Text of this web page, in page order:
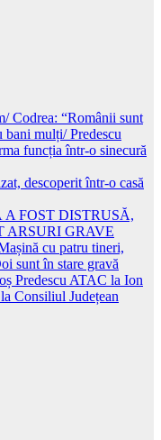
Codrea: “Românii sunt
mulți/ Predescu
funcția într-o sinecură
descoperit într-o casă
FOST DISTRUSĂ,
ARSURI GRAVE
cu patru tineri,
sunt în stare gravă
Predescu ATAC la Ion
Consiliul Județean